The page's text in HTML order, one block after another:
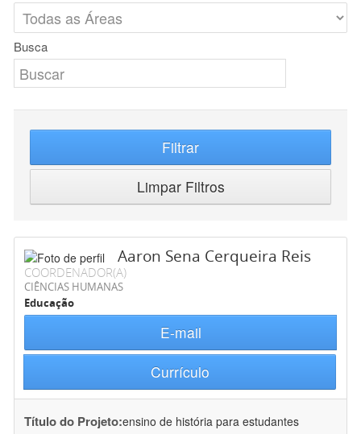
Busca
Filtrar
Limpar Filtros
Aaron Sena Cerqueira Reis
COORDENADOR(A)
CIÊNCIAS HUMANAS
Educação
E-mail
Currículo
Título do Projeto:ensino de história para estudantes